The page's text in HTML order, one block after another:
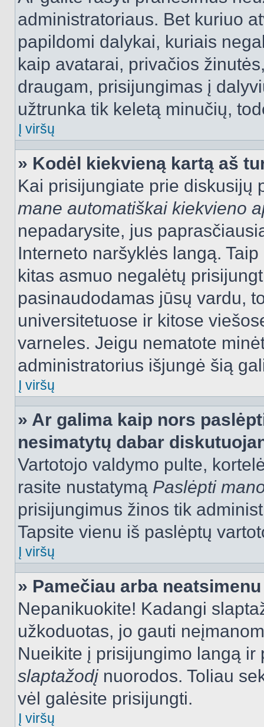
administratoriaus. Bet kuriuo
papildomi dalykai, kuriais
kaip avatarai, privačios
draugam, prisijungimas į
užtrunka tik keletą minučių,
Į viršų
» Kodėl kiekvieną kartą aš
Kai prisijungiate prie diskusijų
mane automatiškai kiekvieno
nepadarysite, jus
Interneto naršyklės langą.
kitas asmuo negalėtų
pasinaudodamas jūsų vardu,
universitetuose ir kitose
varneles. Jeigu nematote
administratorius išjungė šią
Į viršų
» Ar galima kaip nors
nesimatytų dabar
Vartotojo valdymo pulte,
rasite nustatymą Paslėpti
prisijungimus žinos tik
Tapsite vienu iš paslėptų
Į viršų
» Pamečiau arba
Nepanikuokite! Kadangi
užkoduotas, jo gauti
Nueikite į prisijungimo langą
slaptažodįnuorodos. Toliau
vėl galėsite prisijungti.
Į viršų